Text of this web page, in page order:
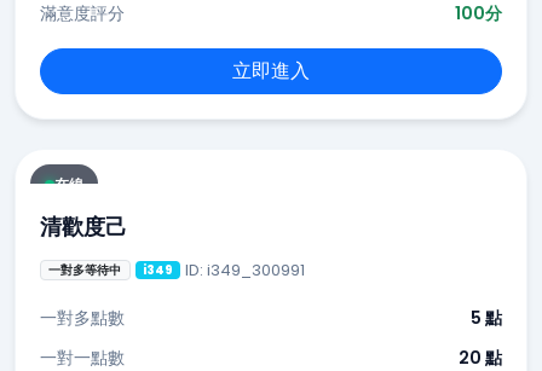
滿意度評分
100分
立即進入
在線
清歡度己
一對多等待中 i349 ID: i349_300991
一對多點數
5 點
一對一點數
20 點